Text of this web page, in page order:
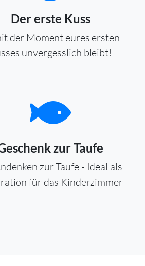
Der erste Kuss
der Moment eures ersten
unvergesslich bleibt!
zur Taufe
zur Taufe - Ideal als
für das Kinderzimmer